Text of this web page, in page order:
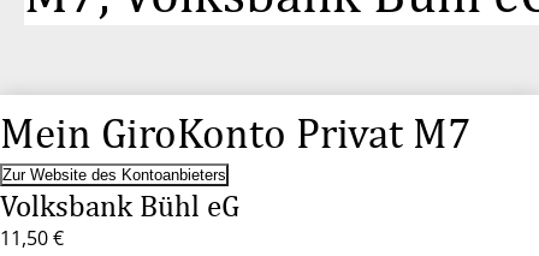
Mein GiroKonto Privat M7
Zur Website des Kontoanbieters
Volksbank Bühl eG
11,50 €